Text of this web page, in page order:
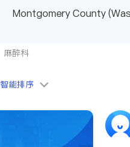
Montgomery County
麻醉科
智能排序